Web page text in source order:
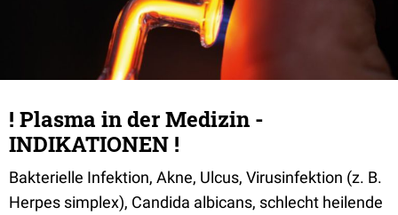
! Plasma in der Medizin -
INDIKATIONEN !
Bakterielle Infektion, Akne, Ulcus, Virusinfektion (z. B.
Herpes simplex), Candida albicans, schlecht heilende